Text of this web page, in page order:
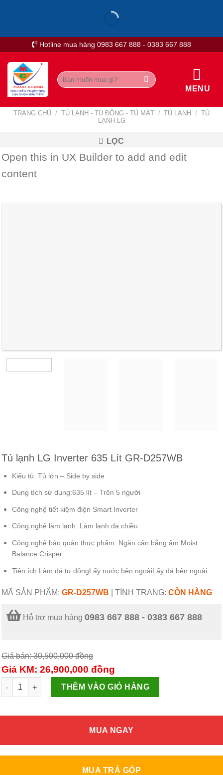
Hotline mua hàng 0983 667 888 - 0383 667 888
Tìm
kiếm:
MENU
TRANG CHỦ / TỦ LẠNH - TỦ ĐÔNG - TỦ MÁT / TỦ LẠNH / TỦ
LẠNH LG
LỌC
Open this in UX Builder to add and edit
content
Tủ lạnh LG Inverter 635 Lít GR-D257WB
Kiểu tủ: Tủ lớn – Side by side
Dung tích sử dụng:635 lít – Trên 5 người
Công nghệ tiết kiệm điện Smart Inverter
Công nghệ làm lạnh: Làm lạnh đa chiều
Công nghệ bảo quản thực phẩm: Ngăn cân bằng ẩm Moist
Balance Crisper
Tiện ích Làm đá tự độngLấy nước bên ngoàiLấy đá bên ngoài
MÃ SẢN PHẨM: GR-D257WB TÌNH TRẠNG: CÒN HÀNG
Hỗ trợ mua hàng 0983 667 888 - 0383 667 888
Giá bán: 30,500,000đồng
Giá KM: 26,900,000 đồng
Tủ lạnh LG Inverter 635 Lít GR-D257WB số lượng
THÊM VÀO GIỎ HÀNG
MUA NGAY
MUA TRẢ GÓP